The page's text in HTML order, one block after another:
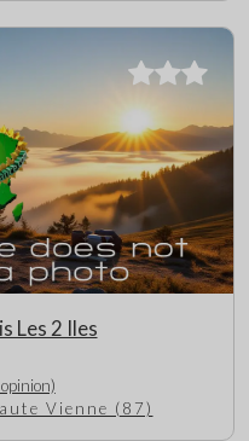
Les 2 Iles
Vienne (87)